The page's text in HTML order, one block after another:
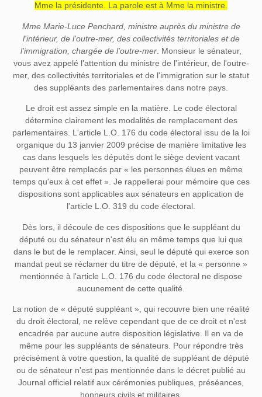
Mme la présidente. La parole est à Mme la ministre.
Mme Marie-Luce Penchard, ministre auprès du ministre de
l'intérieur, de l'outre-mer, des collectivités territoriales et de
l'immigration, chargée de l'outre-mer . Monsieur le sénateur,
vous avez appelé l'attention du ministre de l'intérieur, de l'outre-
mer, des collectivités territoriales et de l'immigration sur le statut
des suppléants des parlementaires dans notre pays.
Le droit est assez simple en la matière. Le code électoral
détermine clairement les modalités de remplacement des
parlementaires. L'article L.O. 176 du code électoral issu de la loi
organique du 13 janvier 2009 précise de manière limitative les
cas dans lesquels les députés dont le siège devient vacant
peuvent être remplacés par « les personnes élues en même
temps qu'eux à cet effet ». Je rappellerai pour mémoire que ces
dispositions sont applicables aux sénateurs en application de
l'article L.O. 319 du code électoral.
Dès lors, il découle de ces dispositions que le suppléant du
député ou du sénateur n'est élu en même temps que lui que
dans le but de le remplacer. Ainsi, seul le député qui exerce son
mandat peut se réclamer du titre de député, et la « personne »
mentionnée à l'article L.O. 176 du code électoral ne dispose
aucunement de cette qualité.
La notion de « député suppléant », qui recouvre bien une réalité
du droit électoral, ne relève cependant que de ce droit et n'est
encadrée par aucune autre disposition législative. Il en va de
même pour les suppléants de sénateurs. Pour répondre très
précisément à votre question, la qualité de suppléant de député
ou de sénateur n'est pas mentionnée dans le décret publié au
Journal officiel relatif aux cérémonies publiques, préséances,
honneurs civils et militaires.